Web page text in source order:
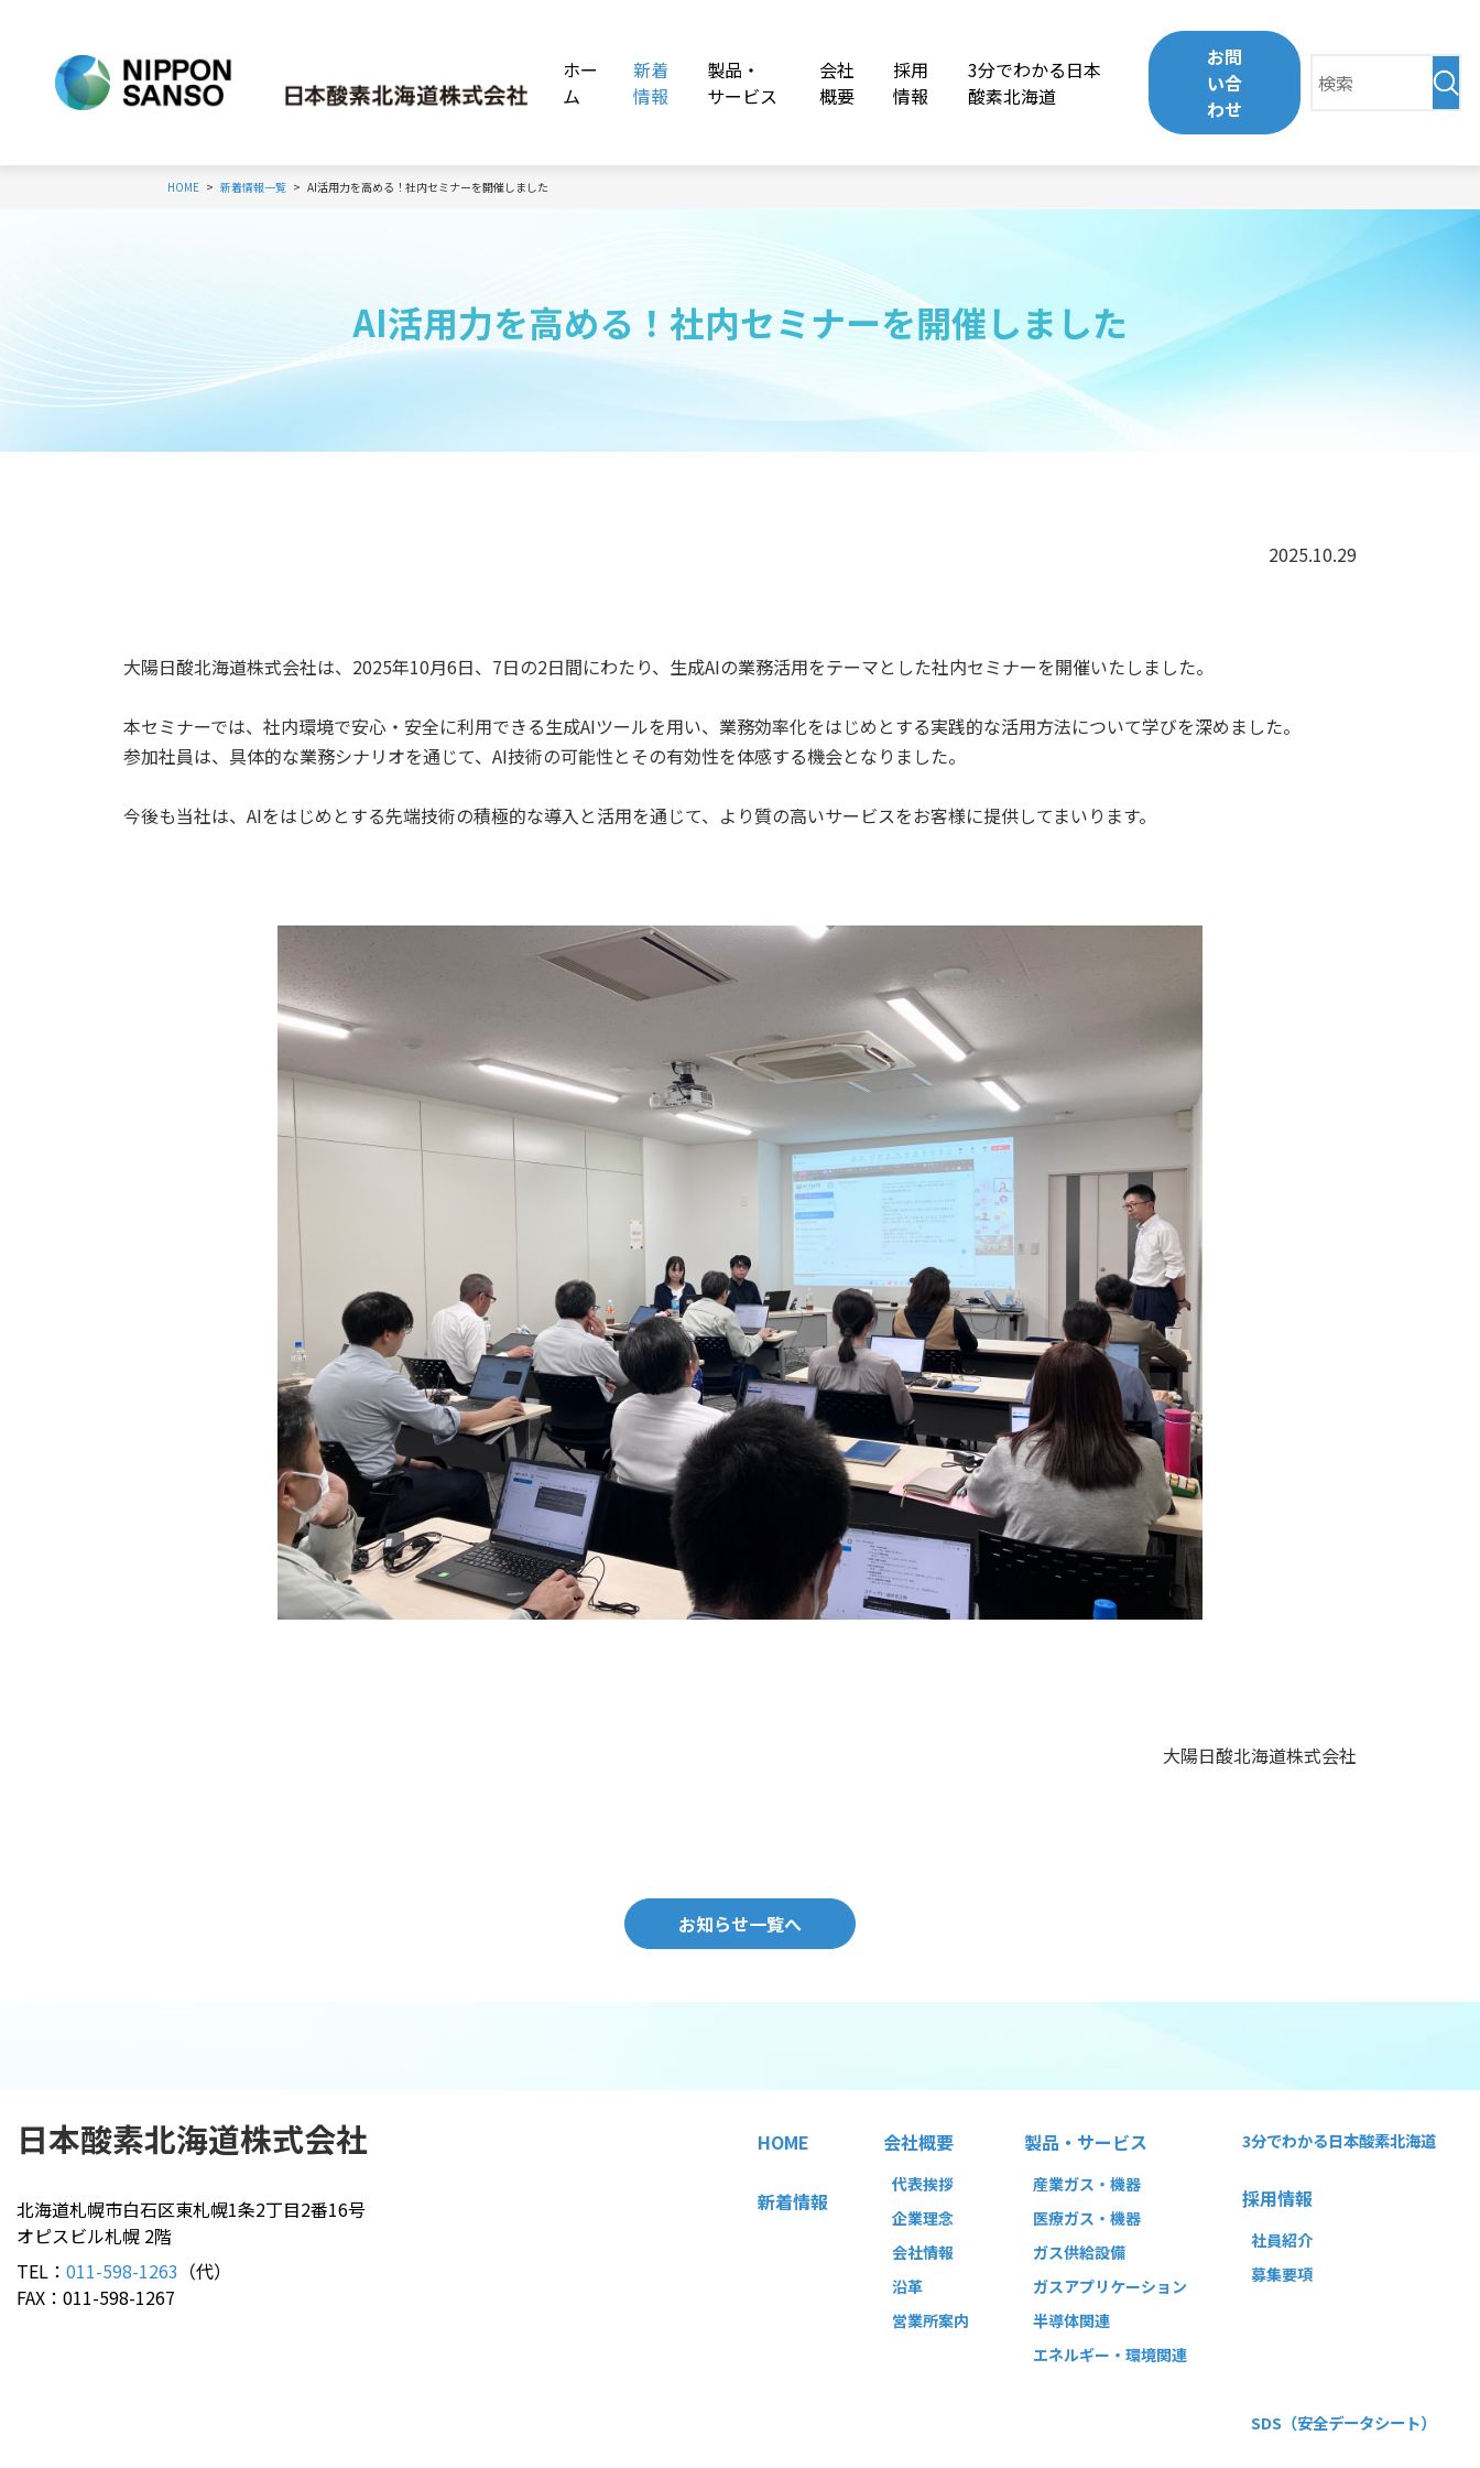
ホー
ム
新着
情報
製品・
サービス
会社
概要
採用
情報
3分でわかる日本
酸素北海道
お問
い合
わせ
HOME 新着情報一覧 AI活用力を高める！社内セミナーを開催しました
AI活用力を高める！社内セミナーを開催しました
2025.10.29
大陽日酸北海道株式会社は、2025年10月6日、7日の2日間にわたり、生成AIの業務活用をテーマとした社内セミナーを開催いたしました。
本セミナーでは、社内環境で安心・安全に利用できる生成AIツールを用い、業務効率化をはじめとする実践的な活用方法について学びを深めました。
参加社員は、具体的な業務シナリオを通じて、AI技術の可能性とその有効性を体感する機会となりました。
今後も当社は、AIをはじめとする先端技術の積極的な導入と活用を通じて、より質の高いサービスをお客様に提供してまいります。
大陽日酸北海道株式会社
お知らせ一覧へ
日本酸素北海道株式会社
北海道札幌市白石区東札幌1条2丁目2番16号
オピスビル札幌 2階
TEL： 011-598-1263 （代）
FAX：011-598-1267
HOME
新着情報
会社概要
代表挨拶
企業理念
会社情報
沿革
営業所案内
製品・サービス
産業ガス・機器
医療ガス・機器
ガス供給設備
ガスアプリケーション
半導体関連
エネルギー・環境関連
3分でわかる日本酸素北海道
採用情報
社員紹介
募集要項
SDS （安全データシート）